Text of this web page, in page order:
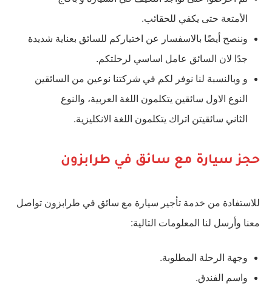
الأمتعة حتى يكفي للحقائب.
وننصح أيضًا بالاسفسار عن اختياركم للسائق بعناية شديدة
جدًا لان السائق عامل اساسي لرحلتكم.
و وبالنسبة لنا نوفر لكم في شركتنا نوعين من السائقين
النوع الاول سائقين يتكلمون اللغة العربية، والنوع
الثاني سائقيتن اتراك يتكلمون اللغة الانكليزية.
حجز سيارة مع سائق في طرابزون
للاستفادة من خدمة تأجير سيارة مع سائق في طرابزون تواصل
معنا وأرسل لنا المعلومات التالية:
وجهة الرحلة المطلوبة.
واسم الفندق.